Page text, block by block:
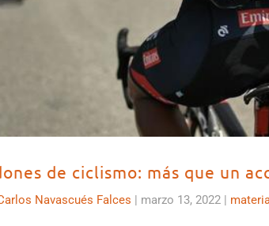
de ciclismo: más que un
Navascués Falces | marzo 13, 2022 |